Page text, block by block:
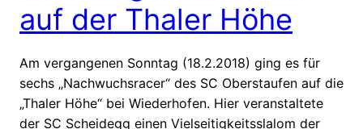
auf der Thaler Höhe
Am vergangenen Sonntag (18.2.2018) ging es für
sechs „Nachwuchsracer“ des SC Oberstaufen auf die
„Thaler Höhe“ bei Wiederhofen. Hier veranstaltete
der SC Scheidegg einen Vielseitigkeitsslalom der